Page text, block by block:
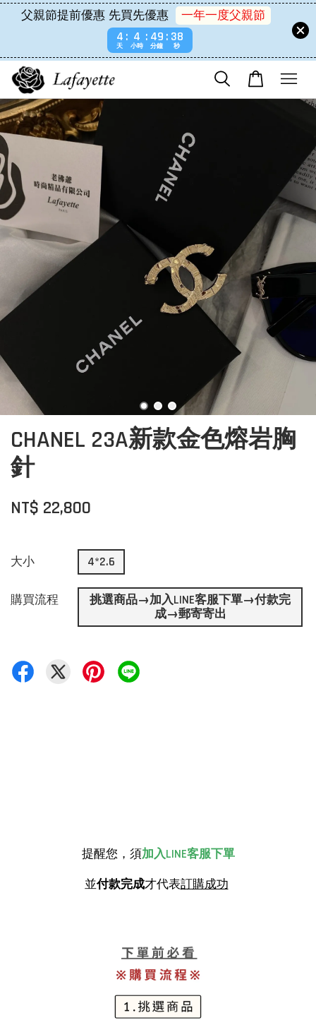
父親節提前優惠 先買先優惠
一年一度父親節
4
天
4
小時
49
分鐘
38
秒
CHANEL 23A新款金色熔岩胸
針
NT$ 22,800
大小 4*2.6
購買流程
挑選商品→加入LINE客服下單→付款完
成→郵寄寄出
提醒您，須加入LINE客服下單
並付款完成才代表訂購成功